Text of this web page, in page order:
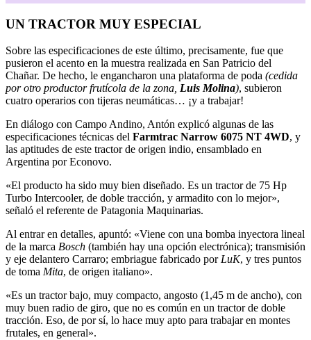
UN TRACTOR MUY ESPECIAL
Sobre las especificaciones de este último, precisamente, fue que
pusieron el acento en la muestra realizada en San Patricio del
Chañar. De hecho, le engancharon una plataforma de poda (cedida
por otro productor frutícola de la zona, Luis Molina), subieron
cuatro operarios con tijeras neumáticas… ¡y a trabajar!
En diálogo con Campo Andino, Antón explicó algunas de las
especificaciones técnicas del Farmtrac Narrow 6075 NT 4WD, y
las aptitudes de este tractor de origen indio, ensamblado en
Argentina por Econovo.
«El producto ha sido muy bien diseñado. Es un tractor de 75 Hp
Turbo Intercooler, de doble tracción, y armadito con lo mejor»,
señaló el referente de Patagonia Maquinarias.
Al entrar en detalles, apuntó: «Viene con una bomba inyectora lineal
de la marca Bosch (también hay una opción electrónica); transmisión
y eje delantero Carraro; embriague fabricado por LuK, y tres puntos
de toma Mita, de origen italiano».
«Es un tractor bajo, muy compacto, angosto (1,45 m de ancho), con
muy buen radio de giro, que no es común en un tractor de doble
tracción. Eso, de por sí, lo hace muy apto para trabajar en montes
frutales, en general».